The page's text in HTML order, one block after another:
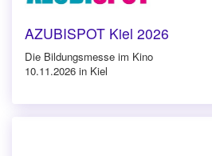
AZUBISPOT Kiel 2026
Die Bildungsmesse im Kino
10.11.2026 in Kiel